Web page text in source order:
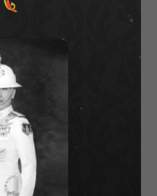
See author's posts
า “
วัล นักร้องดาวรุ่งยอดนิยม